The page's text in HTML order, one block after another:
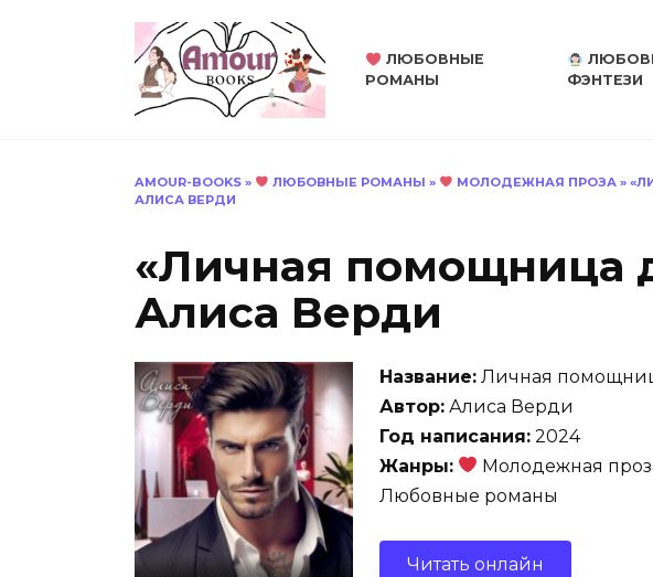
ЛЮБОВНЫЕ
РОМАНЫ
ФЭНТЕЗИ
AMOUR-BOOKS » ЛЮБОВНЫЕ РОМАНЫ » МОЛОДЕЖНАЯ ПРОЗА»
АЛИСА ВЕРДИ
«Личная помощница
Алиса Верди
Название: Личная
Автор: Алиса Верди
Год написания: 2024
Жанры:
Молодежная
Любовные романы
Читать онлайн